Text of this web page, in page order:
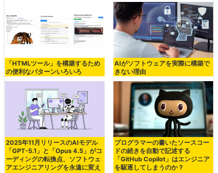
「HTMLツール」を構築するため
の便利なパターンいろいろ
AIがソフトウェアを実際に構築で
きない理由
2025年11月リリースのAIモデル
「GPT-5.1」と「Opus 4.5」がコ
ーディングの転換点、ソフトウェ
アエンジニアリングを永遠に変え
プログラマーの書いたソースコー
ドの続きを自動で記述する
「GitHub Copilot」はエンジニア
を駆逐してしまうのか？